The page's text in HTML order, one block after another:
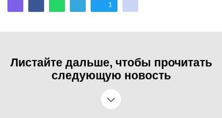
1
Листайте дальше, чтобы прочитать
следующую новость